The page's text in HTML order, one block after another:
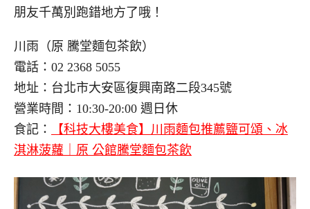
朋友千萬別跑錯地方了哦！
川雨（原 騰堂麵包茶飲）
電話：02 2368 5055
地址：台北市大安區復興南路二段345號
營業時間：10:30-20:00 週日休
食記：
【科技大樓美食】川雨麵包推薦鹽可頌、冰
淇淋菠蘿｜原 公館騰堂麵包茶飲